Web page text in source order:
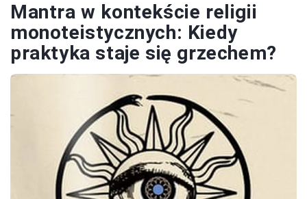
Mantra w kontekście religii
monoteistycznych: Kiedy
praktyka staje się grzechem?